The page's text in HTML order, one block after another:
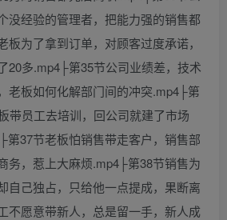
没经验的管理者，把能力强的销售都
为了拿到订单，对顾客过度承诺，
20多.mp4├第35节公司业绩差，技术
老板如何化解部门间的冲突.mp4├第
带员工去培训，回公司就建了市场
第37节老板怕销售带走客户，销售部
务，惹上大麻烦.mp4├第38节销售为
自己独占，只给他一点提成，果断离
不愿意带新人，总是留一手，新人成